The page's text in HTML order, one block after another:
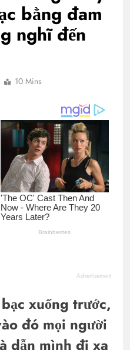
bằng đam
nghĩ đến
10 Mins
Advertisement
xuống trước,
đó mọi người
dẫn mình đi xa